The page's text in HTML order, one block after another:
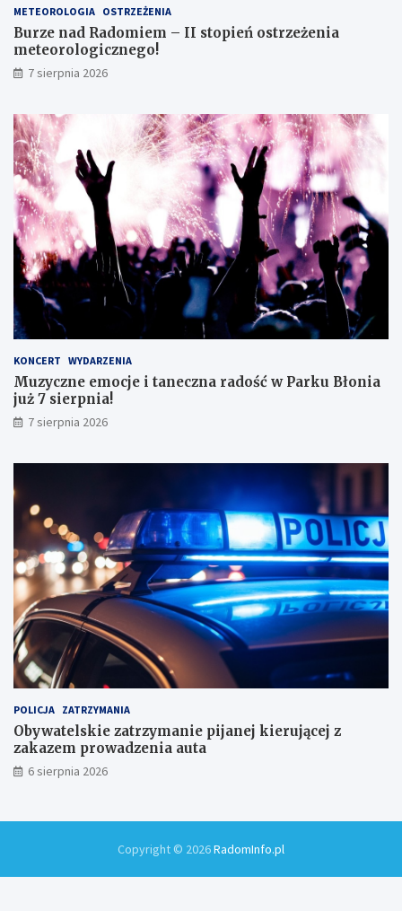
s
m
o
k
l
i
s
t
ę
z
d
o
s
k
o
n
a
ł
m
i
w
y
k
a
m
o
r
o
l
o
c
z
n
e
g
o
!
METEOROLOGIA OSTRZEŻENIA
Burze nad Radomiem – II stopień ostrzeżenia
meteorologicznego!
7 sierpnia 2026
KONCERT WYDARZENIA
Muzyczne emocje i taneczna radość w Parku Błonia
już 7 sierpnia!
7 sierpnia 2026
POLICJA ZATRZYMANIA
Obywatelskie zatrzymanie pijanej kierującej z
zakazem prowadzenia auta
6 sierpnia 2026
Copyright © 2026RadomInfo.pl